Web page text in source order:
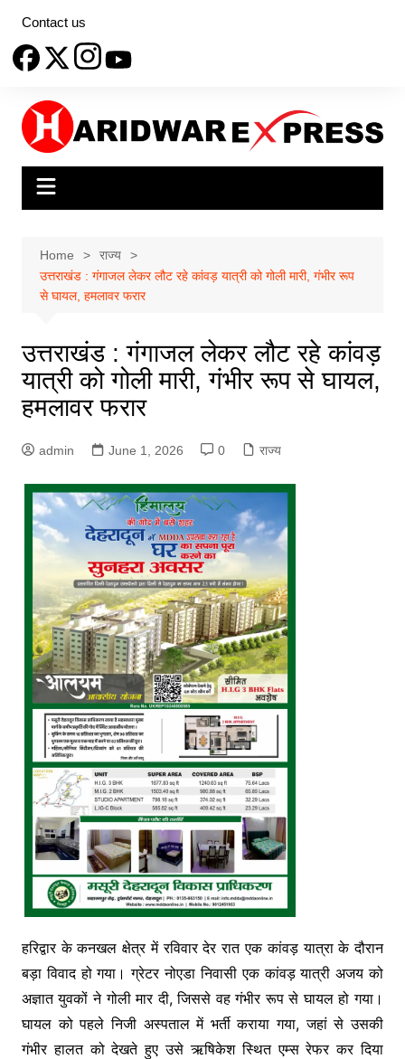
content
Contact us
Home
राज्य
उत्तराखंड : गंगाजल लेकर लौट रहे कांवड़ यात्री को गोली मारी, गंभीर रूप
से घायल, हमलावर फरार
उत्तराखंड : गंगाजल लेकर लौट रहे कांवड़
यात्री को गोली मारी, गंभीर रूप से घायल,
हमलावर फरार
admin June 1, 2026 0 राज्य
हरिद्वार के कनखल क्षेत्र में रविवार देर रात एक कांवड़ यात्रा के दौरान
बड़ा विवाद हो गया। ग्रेटर नोएडा निवासी एक कांवड़ यात्री अजय को
अज्ञात युवकों ने गोली मार दी, जिससे वह गंभीर रूप से घायल हो गया।
घायल को पहले निजी अस्पताल में भर्ती कराया गया, जहां से उसकी
गंभीर हालत को देखते हुए उसे ऋषिकेश स्थित एम्स रेफर कर दिया